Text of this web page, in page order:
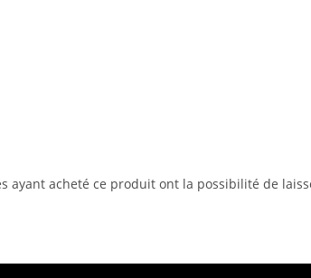
ayant acheté ce produit ont la possibilité de